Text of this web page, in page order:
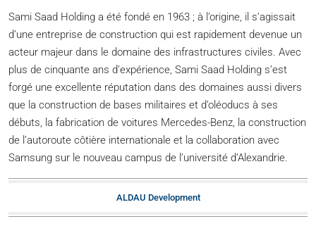
Sami Saad Holding a été fondé en 1963 ; à l’origine, il s’agissait
d’une entreprise de construction qui est rapidement devenue un
acteur majeur dans le domaine des infrastructures civiles. Avec
plus de cinquante ans d’expérience, Sami Saad Holding s’est
forgé une excellente réputation dans des domaines aussi divers
que la construction de bases militaires et d’oléoducs à ses
débuts, la fabrication de voitures Mercedes-Benz, la construction
de l’autoroute côtière internationale et la collaboration avec
Samsung sur le nouveau campus de l’université d’Alexandrie.
ALDAU Development